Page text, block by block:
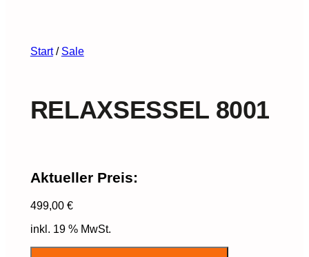
Start / Sale
RELAXSESSEL 8001
Aktueller Preis:
499,00 €
inkl. 19 % MwSt.